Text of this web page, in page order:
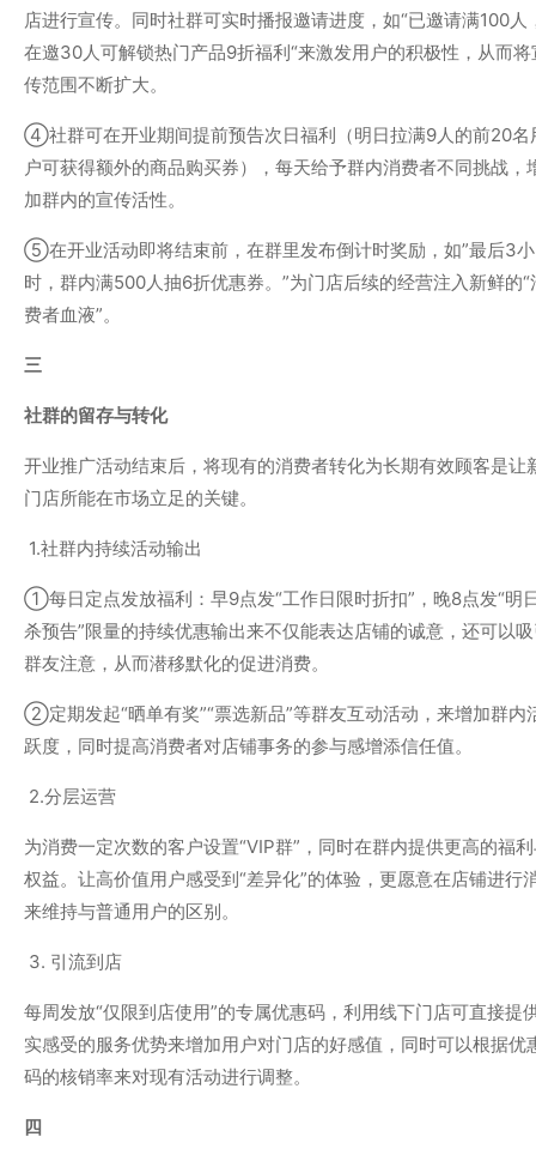
店进行宣传。同时社群可实时播报邀请进度，如“已邀请满100人
在邀30人可解锁热门产品9折福利“来激发用户的积极性，从而将
传范围不断扩大。
④社群可在开业期间提前预告次日福利（明日拉满9人的前20名
户可获得额外的商品购买券），每天给予群内消费者不同挑战，
加群内的宣传活性。
⑤在开业活动即将结束前，在群里发布倒计时奖励，如”最后3小
时，群内满500人抽6折优惠券。”为门店后续的经营注入新鲜的“
费者血液”。
三
社群的留存与转化
开业推广活动结束后，将现有的消费者转化为长期有效顾客是让
门店所能在市场立足的关键。
1.社群内持续活动输出
①每日定点发放福利：早9点发“工作日限时折扣”，晚8点发“明
杀预告”限量的持续优惠输出来不仅能表达店铺的诚意，还可以
群友注意，从而潜移默化的促进消费。
②定期发起“晒单有奖”“票选新品”等群友互动活动，来增加群内
跃度，同时提高消费者对店铺事务的参与感增添信任值。
2.分层运营
为消费一定次数的客户设置“VIP群”，同时在群内提供更高的福
权益。让高价值用户感受到“差异化”的体验，更愿意在店铺进行
来维持与普通用户的区别。
3. 引流到店
每周发放“仅限到店使用”的专属优惠码，利用线下门店可直接提
实感受的服务优势来增加用户对门店的好感值，同时可以根据优
码的核销率来对现有活动进行调整。
四